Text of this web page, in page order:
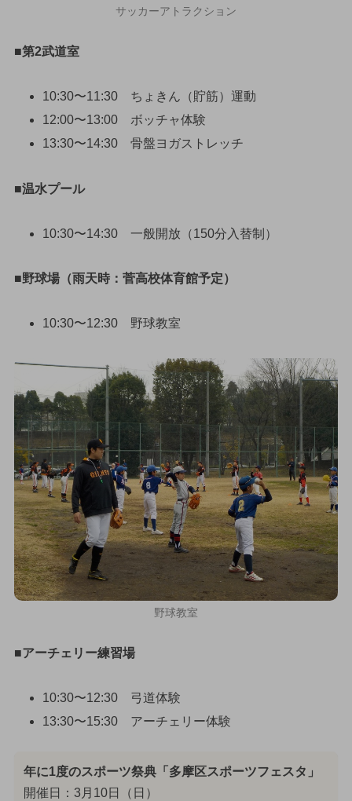
サッカーアトラクション
■第2武道室
10:30〜11:30 ちょきん（貯筋）運動
12:00〜13:00 ボッチャ体験
13:30〜14:30 骨盤ヨガストレッチ
■温水プール
10:30〜14:30 一般開放（150分入替制）
■野球場（雨天時：菅高校体育館予定）
10:30〜12:30 野球教室
野球教室
■アーチェリー練習場
10:30〜12:30 弓道体験
13:30〜15:30 アーチェリー体験
年に1度のスポーツ祭典「多摩区スポーツフェスタ」
開催日：3月10日（日）